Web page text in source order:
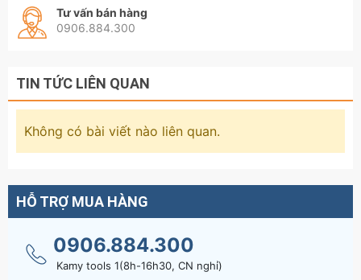
cấp TGT KING
Tư vấn bán hàng
0906.884.300
TIN TỨC LIÊN QUAN
Không có bài viết nào liên quan.
HỖ TRỢ MUA HÀNG
0906.884.300
Kamy tools 1(8h-16h30, CN nghỉ)